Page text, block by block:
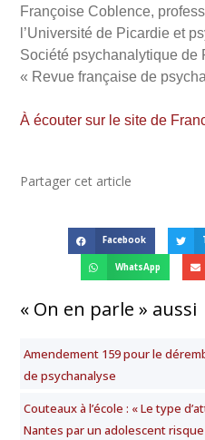
Françoise Coblence,
l’Université de Picardie et
Société psychanalytique de
« Revue française de
À écouter sur le site de
Partager cet article
Facebook
WhatsApp
« On en parle » aussi
Amendement 159 pour le
de psychanalyse
Couteaux à l’école : « Le type
Nantes par un adolescent